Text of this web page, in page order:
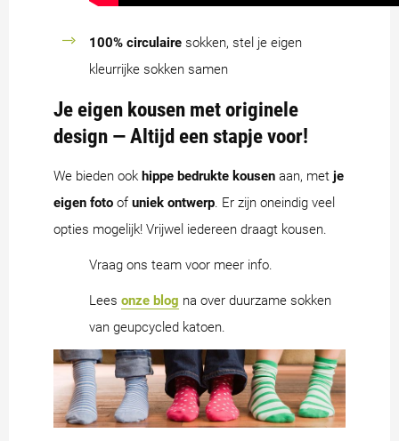
100% circulaire sokken, stel je eigen
kleurrijke sokken samen
Je eigen kousen met originele
design — Altijd een stapje voor!
We bieden ook hippe bedrukte kousen aan, met je
eigen foto of uniek ontwerp . Er zijn oneindig veel
opties mogelijk! Vrijwel iedereen draagt kousen.
Vraag ons team voor meer info.
Lees onze blog na over duurzame sokken
van geupcycled katoen.